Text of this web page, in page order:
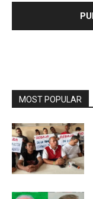
MOST POPULAR